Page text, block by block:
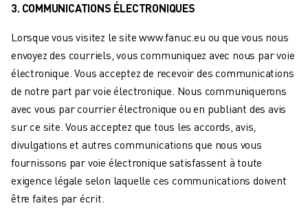
LOGICIEL ROBOSHOT
ROBOSHOT ENSEMBLE DE ROBOTS
ROBOSHOT MAINTENANCE PRÉVENTIVE
COÛT TOTAL D'UNE ROBOSHOT
MACHINES D'ÉLECTROÉROSION PAR FIL
ROBOCUT MACHINES D'ÉLECTROÉROSION À FIL
LOGICIEL ROBOCUT
ROBOCUT MAINTENANCE PRÉVENTIVE
DURABILITÉ DU ROBOCUT
SOLUTIONS IIOT
3. COMMUNICATIONS ÉLECTRONIQUES
Lorsque vous visitez le site www.fanuc.eu ou que vous nous
envoyez des courriels, vous communiquez avec nous par voie
électronique. Vous acceptez de recevoir des communications
de notre part par voie électronique. Nous communiquerons
avec vous par courrier électronique ou en publiant des avis
sur ce site. Vous acceptez que tous les accords, avis,
divulgations et autres communications que nous vous
fournissons par voie électronique satisfassent à toute
exigence légale selon laquelle ces communications doivent
être faites par écrit.